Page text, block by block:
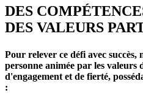
DES
DES VALEURS
Pour relever ce défi avec succès,
personne animée par les valeurs
d'engagement et de fierté,
: